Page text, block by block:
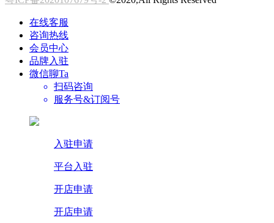
在线客服
咨询热线
会员中心
品牌入驻
微信聊Ta
扫码咨询
服务号&订阅号
入驻申请
平台入驻
开店申请
开店申请